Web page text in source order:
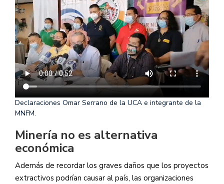
Declaraciones Omar Serrano de la UCA e integrante de la
MNFM.
Minería no es alternativa
económica
Además de recordar los graves daños que los proyectos
extractivos podrían causar al país, las organizaciones